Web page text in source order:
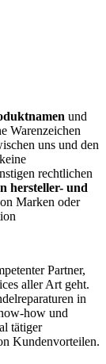
und
Warenzeichen
uns und den
rechtlichen
hersteller- und
Marken oder
Partner,
aller Art geht.
in
how und
tätiger
Kundenvorteilen.